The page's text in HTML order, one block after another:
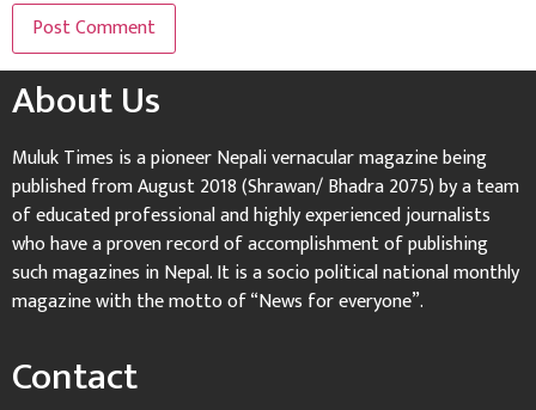
About Us
Muluk Times is a pioneer Nepali vernacular magazine being
published from August 2018 (Shrawan/ Bhadra 2075) by a team
of educated professional and highly experienced journalists
who have a proven record of accomplishment of publishing
such magazines in Nepal. It is a socio political national monthly
magazine with the motto of “News for everyone”.
Contact